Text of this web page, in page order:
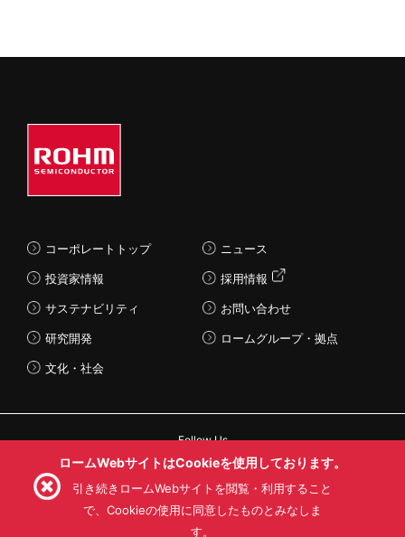
コーポレートトップ
投資家情報
サステナビリティ
研究開発
文化・社会
ニュース
採用情報
お問い合わせ
ロームグループ・拠点
Follow Us
ロームWebサイトはCookieを使用しております。
引き続きロームWebサイトを閲覧・利用すること
で、Cookieの使用に同意したものとみなしま
す。